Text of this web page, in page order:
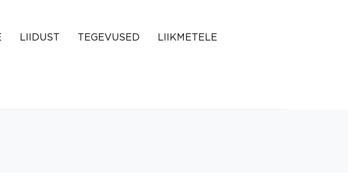
LIIDUST TEGEVUSED LIIKMETELE